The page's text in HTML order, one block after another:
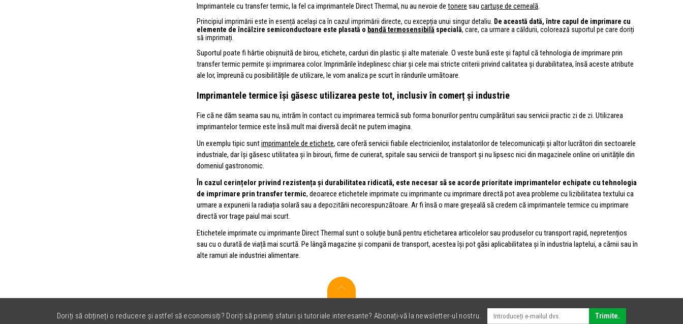
Imprimantele cu transfer termic, la fel ca imprimantele Direct Thermal, nu au nevoie de tonere sau cartușe de cerneală.
Principiul imprimării este în esență același ca în cazul imprimării directe, cu excepția unui singur detaliu.
De această dată, între capul de imprimare cu
elemente de încălzire semiconductoare este plasată o bandă termosensibilă specială, care, ca urmare a căldurii, colorează suportul pe care doriți
să imprimați.
Suportul poate fi hârtie obișnuită de birou, etichete, carduri din plastic și alte materiale. O veste bună este și faptul că tehnologia de imprimare prin
transfer termic permite și imprimarea color. Imprimările îndeplinesc chiar și cele mai stricte criterii privind calitatea și durabilitatea, însă aceste atribute
ale lor, împreună cu posibilitățile de utilizare, le vom analiza pe scurt în rândurile următoare.
Imprimantele termice își găsesc utilizarea peste tot, inclusiv în comerț și industrie
Fie că ne dăm seama sau nu, intrăm în contact cu imprimarea termică sub forma bonurilor pentru cumpărături sau servicii practic zi de zi. Utilizarea
imprimantelor termice este însă mult mai diversă decât ne putem imagina.
Un exemplu tipic suntimprimantele de etichete, care oferă servicii fiabile electricienilor, instalatorilor de telecomunicații și altor lucrători din sectoarele
industriale, dar își găsesc utilitatea și în birouri, firme de curierat, spitale sau servicii de transport și nu lipsesc nici din magazinele online ori unitățile din
domeniul gastronomic.
În cazul cerințelor privind rezistența și durabilitatea ridicată, este necesar să se acorde prioritate imprimantelor echipate cu tehnologia
de imprimare prin transfer termic, deoarece etichetele imprimate cu imprimante cu imprimare directă pot avea probleme cu lizibilitatea textului ca
urmare a expunerii la radiația solară sau a depozitării necorespunzătoare. Ar fi însă o mare greșeală să credem că imprimantele termice cu imprimare
directă vor trage paiul mai scurt.
Etichetele imprimate cu imprimante Direct Thermal sunt o soluție bună pentru etichetarea articolelor sau produselor cu transport rapid, nepretențios
sau cu o durată de viață mai scurtă. Pe lângă magazine și companii de transport, acestea își pot găsi aplicabilitatea și în industria laptelui, a cărnii sau în
alte ramuri ale industriei alimentare.
Doriți să obțineți o reducere și astfel să economisiți? Doriți să primiți sfaturi și tutoriale interesante? Abonați-vă la newsletter-ul nostru. Trimite.